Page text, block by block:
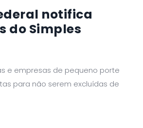
notifica
do Simples
e empresas de pequeno porte
para não serem excluídas de